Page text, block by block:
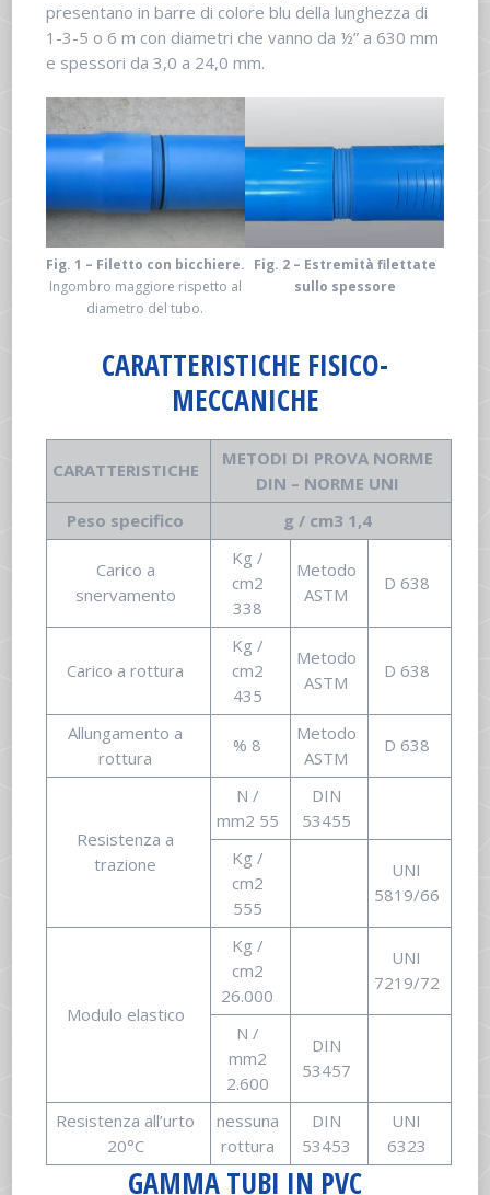
presentano in barre di colore blu della lunghezza di
1-3-5 o 6 m con diametri che vanno da ½” a 630 mm
e spessori da 3,0 a 24,0 mm.
Fig. 1 – Filetto con bicchiere.
Ingombro maggiore rispetto al
diametro del tubo.
Fig. 2 – Estremità filettate
sullo spessore
CARATTERISTICHE FISICO-
MECCANICHE
CARATTERISTICHE
METODI DI PROVA NORME
DIN – NORME UNI
Peso specifico
g / cm3 1,4
Carico a
snervamento
Kg /
cm2
338
Metodo
ASTM
D 638
Carico a rottura
Kg /
cm2
435
Metodo
ASTM
D 638
Allungamento a
rottura
% 8
Metodo
ASTM
D 638
Resistenza a
trazione
N /
mm2 55
DIN
53455
Kg /
cm2
555
UNI
5819/66
Modulo elastico
Kg /
cm2
26.000
UNI
7219/72
N /
mm2
2.600
DIN
53457
Resistenza all’urto
20°C
nessuna
rottura
DIN
53453
UNI
6323
GAMMA TUBI IN PVC